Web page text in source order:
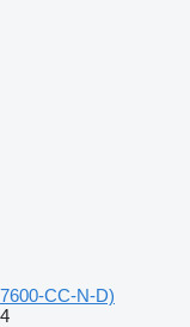
7600-CC-N-D)
4